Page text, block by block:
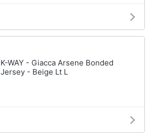
K-WAY - Giacca Arsene Bonded
Jersey - Beige Lt L